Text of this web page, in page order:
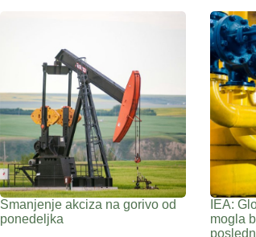
Smanjenje akciza na gorivo od
ponedeljka
IEA:
mogla